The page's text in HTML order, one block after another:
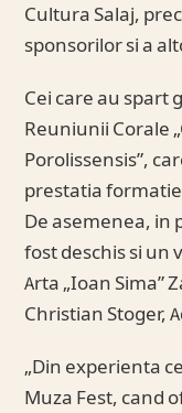
Cultura Salaj,
sponsorilor si a
Cei care au spart
Reuniunii Corale
Porolissensis”,
prestatia
De asemenea, in
fost deschis si un
Arta „Ioan Sima”
Christian Stoger,
„Din experienta
Muza Fest, cand